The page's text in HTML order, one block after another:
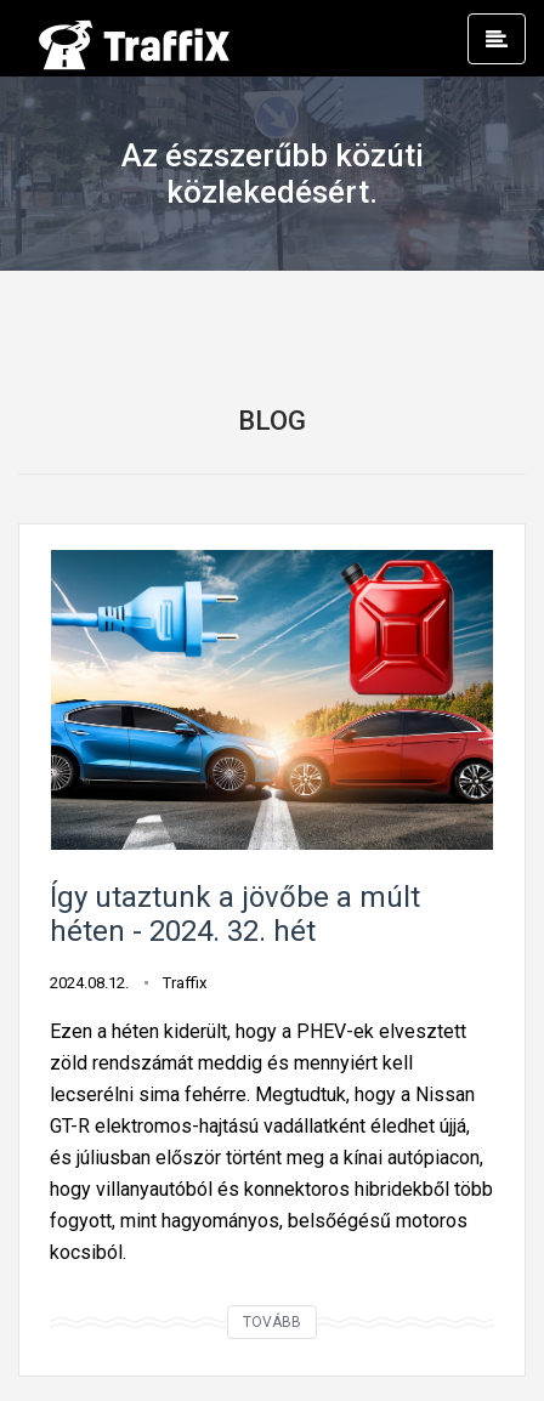
Az észszerűbb közúti
közlekedésért.
BLOG
Így utaztunk a jövőbe a múlt
héten - 2024. 32. hét
2024.08.12. Traffix
Ezen a héten kiderült, hogy a PHEV-ek elvesztett
zöld rendszámát meddig és mennyiért kell
lecserélni sima fehérre. Megtudtuk, hogy a Nissan
GT-R elektromos-hajtású vadállatként éledhet újjá,
és júliusban először történt meg a kínai autópiacon,
hogy villanyautóból és konnektoros hibridekből több
fogyott, mint hagyományos, belsőégésű motoros
kocsiból.
TOVÁBB
y